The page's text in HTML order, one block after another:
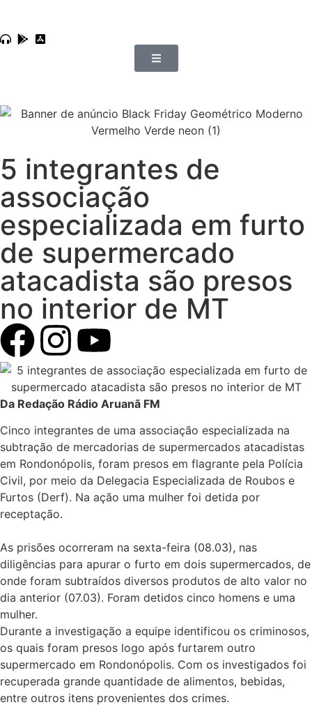
5 integrantes de
associação
especializada em furto
de supermercado
atacadista são presos
no interior de MT
Da Redação Rádio Aruanã FM
Cinco integrantes de uma associação especializada na
subtração de mercadorias de supermercados atacadistas
em Rondonópolis, foram presos em flagrante pela Polícia
Civil, por meio da Delegacia Especializada de Roubos e
Furtos (Derf). Na ação uma mulher foi detida por
receptação.
As prisões ocorreram na sexta-feira (08.03), nas
diligências para apurar o furto em dois supermercados, de
onde foram subtraídos diversos produtos de alto valor no
dia anterior (07.03). Foram detidos cinco homens e uma
mulher.
Durante a investigação a equipe identificou os criminosos,
os quais foram presos logo após furtarem outro
supermercado em Rondonópolis. Com os investigados foi
recuperada grande quantidade de alimentos, bebidas,
entre outros itens provenientes dos crimes.